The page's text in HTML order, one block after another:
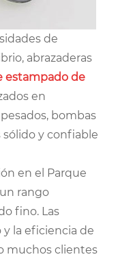
de
abrazaderas
estampado de
en
bombas
y confiable
en el Parque
rango
fino. Las
la eficiencia de
muchos clientes